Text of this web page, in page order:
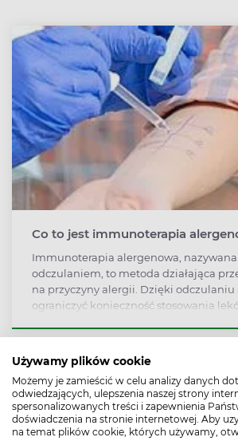
Używamy plików cookie
Możemy je zamieścić w celu analizy danych
odwiedzających, ulepszenia naszej strony
spersonalizowanych treści i zapewnienia
doświadczenia na stronie internetowej. Aby
na temat plików cookie, których używamy,
Co to jest immunoterapia
Immunoterapia alergenowa,
odczulaniem, to metoda działająca
na przyczyny alergii. Dzięki odczulaniu
ograniczyć konieczność stosowania
kolejnych alergii.